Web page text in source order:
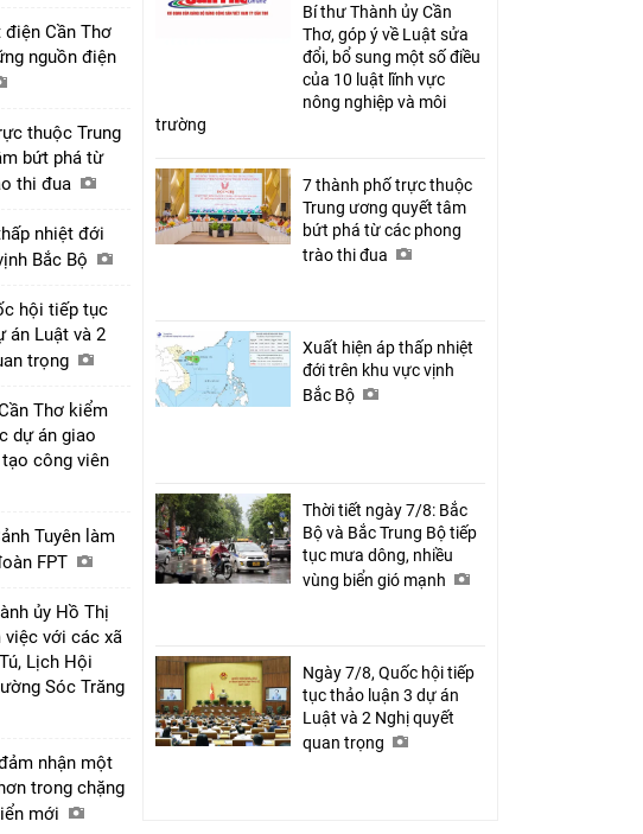
Cần Thơ
nguồn điện
thuộc Trung
bứt phá từ
thi đua
nhiệt đới
Bắc Bộ
hội tiếp tục
án Luật và 2
trọng
Thơ kiểm
dự án giao
công viên
Tuyên làm
FPT
ủy Hồ Thị
với các xã
Lịch Hội
Sóc Trăng
nhận một
trong chặng
mới
Bí thư Thành ủy Cần
Thơ, góp ý về Luật sửa
đổi, bổ sung một số điều
của 10 luật lĩnh vực
nông nghiệp và môi
trường
7 thành phố trực thuộc
Trung ương quyết tâm
bứt phá từ các phong
trào thi đua
Xuất hiện áp thấp nhiệt
đới trên khu vực vịnh
Bắc Bộ
Thời tiết ngày 7/8: Bắc
Bộ và Bắc Trung Bộ tiếp
tục mưa dông, nhiều
vùng biển gió mạnh
Ngày 7/8, Quốc hội tiếp
tục thảo luận 3 dự án
Luật và 2 Nghị quyết
quan trọng